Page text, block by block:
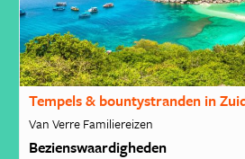
Tempels & bountystranden in
Van Verre Familiereizen
Bezienswaardigheden